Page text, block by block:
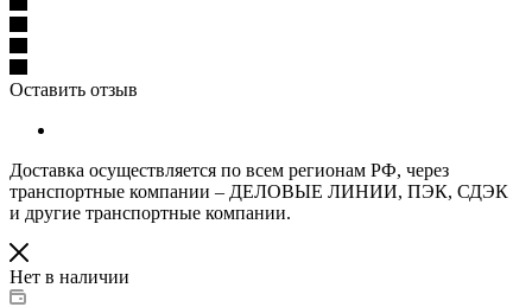
Оставить отзыв
Доставка осуществляется по всем регионам РФ, через
транспортные компании – ДЕЛОВЫЕ ЛИНИИ, ПЭК, СДЭК
и другие транспортные компании.
Нет в наличии